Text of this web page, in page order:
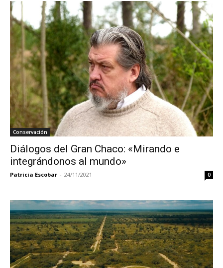
Conservación
Diálogos del Gran Chaco: «Mirando e
integrándonos al mundo»
Patricia Escobar - 24/11/2021 0